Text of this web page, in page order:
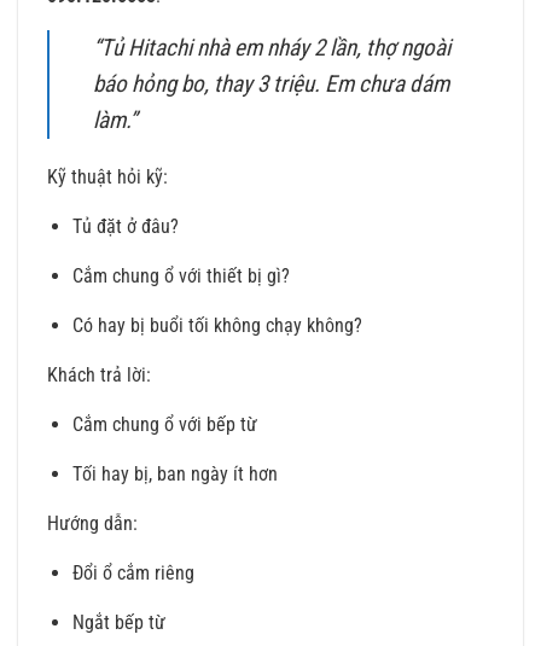
“Tủ Hitachi nhà em nháy 2 lần, thợ ngoài
báo hỏng bo, thay 3 triệu. Em chưa dám
làm.”
Kỹ thuật hỏi kỹ:
Tủ đặt ở đâu?
Cắm chung ổ với thiết bị gì?
Có hay bị buổi tối không chạy không?
Khách trả lời:
Cắm chung ổ với bếp từ
Tối hay bị, ban ngày ít hơn
Hướng dẫn:
Đổi ổ cắm riêng
Ngắt bếp từ